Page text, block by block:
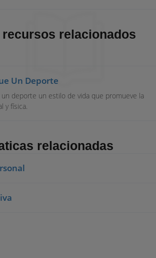
relacionados
Un Deporte
deporte un estilo de vida que promueve la
y física.
relacionadas